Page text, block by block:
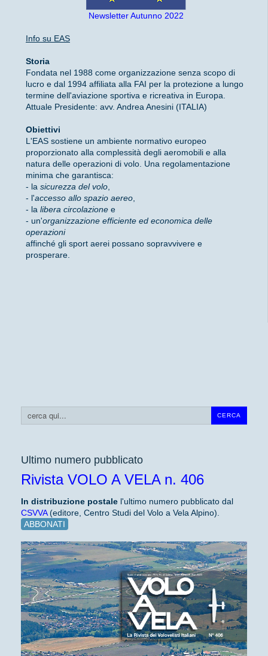
CERCA
Ultimo numero pubblicato
Rivista VOLO A VELA n. 406
In distribuzione postale l'ultimo numero pubblicato dal
CSVVA(editore, Centro Studi del Volo a Vela Alpino).
ABBONATI
Newsletter Autunno 2022
Info su EAS
Storia
Fondata nel 1988 come organizzazione senza scopo di
lucro e dal 1994 affiliata alla FAI per la protezione a lungo
termine dell'aviazione sportiva e ricreativa in Europa.
Attuale Presidente: avv. Andrea Anesini (ITALIA)
Obiettivi
L'EAS sostiene un ambiente normativo europeo
proporzionato alla complessità degli aeromobili e alla
natura delle operazioni di volo. Una regolamentazione
minima che garantisca:
- la sicurezza del volo
- l'accesso allo spazio aereo
- la libera circolazione e
- un'organizzazione efficiente ed economica delle
operazioni
affinché gli sport aerei possano sopravvivere e
prosperare.